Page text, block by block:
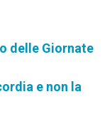
delle Giornate
e non la